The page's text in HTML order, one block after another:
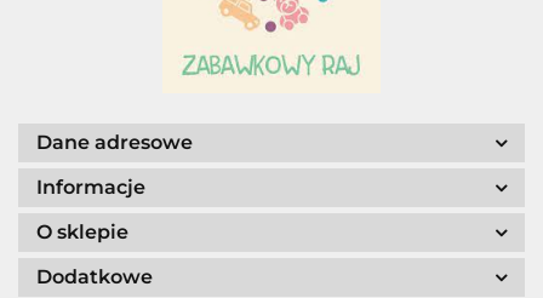
Dane adresowe
Informacje
O sklepie
Dodatkowe